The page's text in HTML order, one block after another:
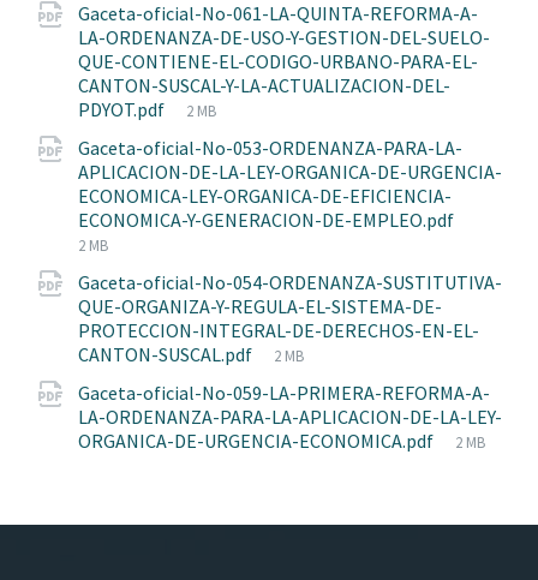
Gaceta-oficial-No-061-LA-QUINTA-REFORMA-A-
LA-ORDENANZA-DE-USO-Y-GESTION-DEL-SUELO-
QUE-CONTIENE-EL-CODIGO-URBANO-PARA-EL-
CANTON-SUSCAL-Y-LA-ACTUALIZACION-DEL-
PDYOT.pdf
File
2 MB
Gaceta-oficial-No-053-ORDENANZA-PARA-LA-
APLICACION-DE-LA-LEY-ORGANICA-DE-URGENCIA-
ECONOMICA-LEY-ORGANICA-DE-EFICIENCIA-
ECONOMICA-Y-GENERACION-DE-EMPLEO.pdf
2 MB
Gaceta-oficial-No-054-ORDENANZA-SUSTITUTIVA-
QUE-ORGANIZA-Y-REGULA-EL-SISTEMA-DE-
PROTECCION-INTEGRAL-DE-DERECHOS-EN-EL-
CANTON-SUSCAL.pdf
File
2 MB
Gaceta-oficial-No-059-LA-PRIMERA-REFORMA-A-
LA-ORDENANZA-PARA-LA-APLICACION-DE-LA-LEY-
ORGANICA-DE-URGENCIA-ECONOMICA.pdf
File
2 MB